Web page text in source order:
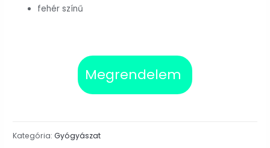
fehér színű
Megrendelem
Kategória:Gyógyászat